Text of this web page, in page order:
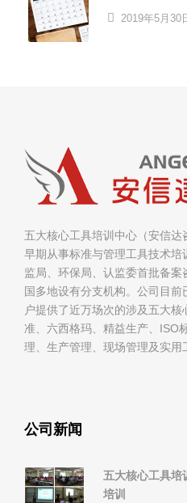
2019年5月30
五大核心工具培训中心（安信
早期从事标准与管理工具技术
监局、环保局、认监委首批备
国多地设有分支机构。公司目
户提供了近万场次的涉及五大
准、六西格玛、精益生产、ISO
理、生产管理、现场管理及实用
公司新闻
五大核心工具培
培训